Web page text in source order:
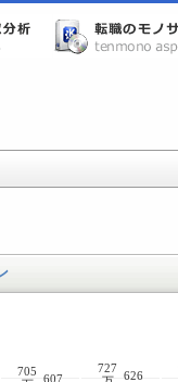
705
607
727
626